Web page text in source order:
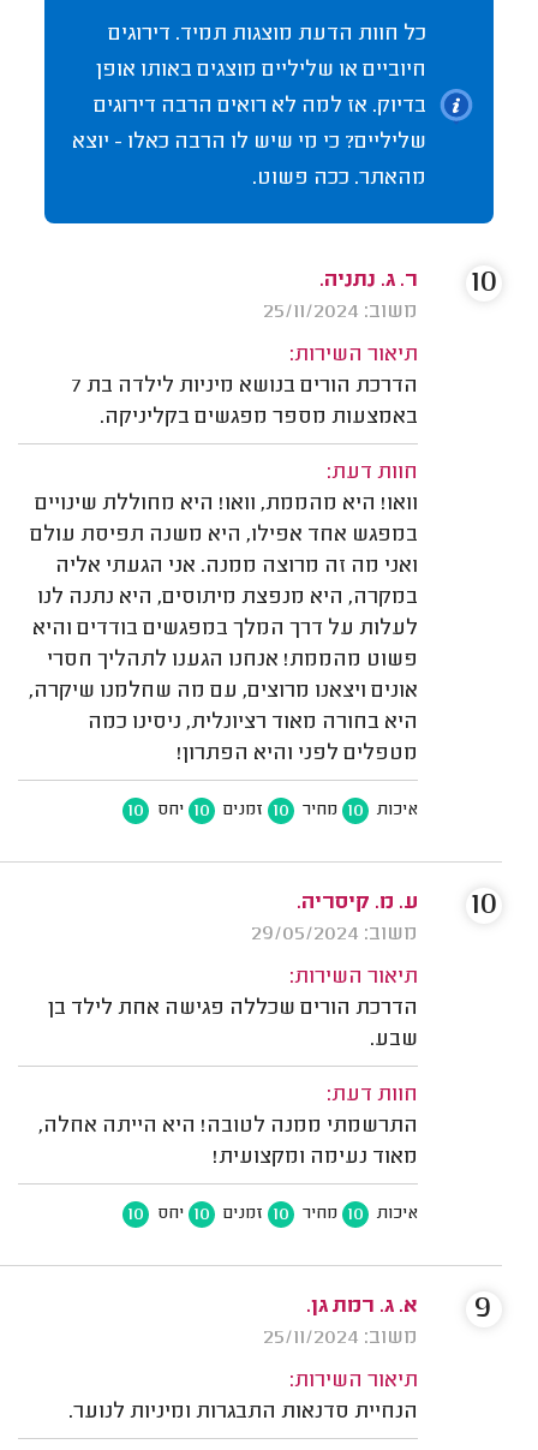
כל חוות הדעת מוצגות תמיד. דירוגים
חיוביים או שליליים מוצגים באותו אופן
בדיוק. אז למה לא רואים הרבה דירוגים
שליליים? כי מי שיש לו הרבה כאלו - יוצא
מהאתר. ככה פשוט.
ר. ג. נתניה.
משוב: 25/11/2024
תיאור השירות:
הדרכת הורים בנושא מיניות לילדה בת 7
באמצעות מספר מפגשים בקליניקה.
חוות דעת:
וואו! היא מהממת, וואו! היא מחוללת שינויים
במפגש אחד אפילו, היא משנה תפיסת עולם
ואני מה זה מרוצה ממנה. אני הגעתי אליה
במקרה, היא מנפצת מיתוסים, היא נתנה לנו
לעלות על דרך המלך במפגשים בודדים והיא
פשוט מהממת! אנחנו הגענו לתהליך חסרי
אונים ויצאנו מרוצים, עם מה שחלמנו שיקרה,
היא בחורה מאוד רציונלית, ניסינו כמה
מטפלים לפני והיא הפתרון!
איכות 10 מחיר 10 זמנים 10 יחס 10
10
ע. מ. קיסריה.
משוב: 29/05/2024
תיאור השירות:
הדרכת הורים שכללה פגישה אחת לילד בן
שבע.
חוות דעת:
התרשמתי ממנה לטובה! היא הייתה אחלה,
מאוד נעימה ומקצועית!
איכות 10 מחיר 10 זמנים 10 יחס 10
10
א. ג. רמת גן.
משוב: 25/11/2024
תיאור השירות:
הנחיית סדנאות התבגרות ומיניות לנוער.
9